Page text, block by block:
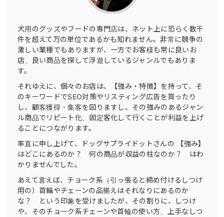
犬用のグッズやフードの専門店は、ネット上に恐らく数千
件を超えて万の単位であるかも知れません。非常に競争の
激しい業種でもありますが、一方でお客様も常に良いお
店、良い商品を探して浮遊しているジャンルでもありま
す。
それゆえに、個々のお店は、【強み・特徴】を持って、そ
のキーワードでSEO対策やリスティング広告を買ったり
し、顧客獲得・集客を図りますし、その強みのあるジャン
ル商品でリピート化、固定客化して行くことが利益を上げ
ることにつながります。
率直に申し上げて、ドッグサプライドットさんの 【強み】
はどこにあるのか？ 何の商品が収益の柱なのか？ はわ
かりませんでした。
あえて言えば、チョーク系（引っ張ると締め付けるしつけ
用の）首輪やチェーンの品揃えはそれなりにあるのか
な？ という印象を受けましたが、その割りに、しつけ
や、そのチョーク系チェーンや首輪の使い方、上手なしつ